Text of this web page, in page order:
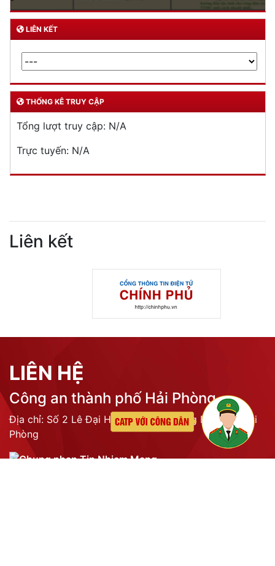
Phòng Quản lý xuất nhập cảnh: Hướng dẫn những quy định mới trong lĩnh
THỐNG KÊ TRUY CẬP
N/A
Liên kết